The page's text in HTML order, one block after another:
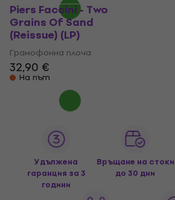
Piers Faccini - Two
Grains Of Sand
(Reissue) (LP)
Грамофонна плоча
32,90 €
На път
Удължена
гаранция за 3
години
Връщане на стоки
до 30 дни